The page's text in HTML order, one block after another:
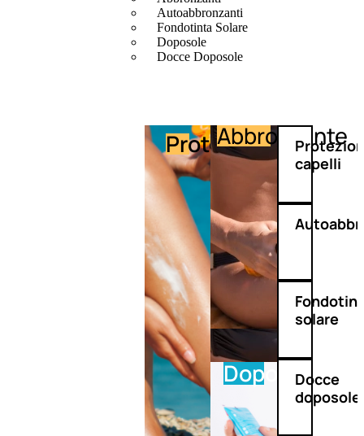
Autoabbronzanti
Fondotinta Solare
Doposole
Docce Doposole
Protezione
Abbronzante
Doposole
capelli
solare
Docce
doposole